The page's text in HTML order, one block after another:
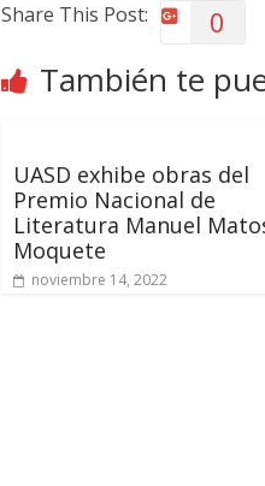
Share This Post: 0
También te
UASD exhibe obras del
Premio Nacional de
Literatura Manuel
Moquete
noviembre 14, 2022